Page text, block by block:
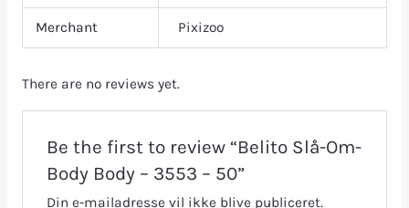
Merchant Pixizoo
There are no reviews yet.
Be the first to review “Belito Slå-Om-
Body Body – 3553 – 50”
Din e-mailadresse vil ikke blive publiceret.